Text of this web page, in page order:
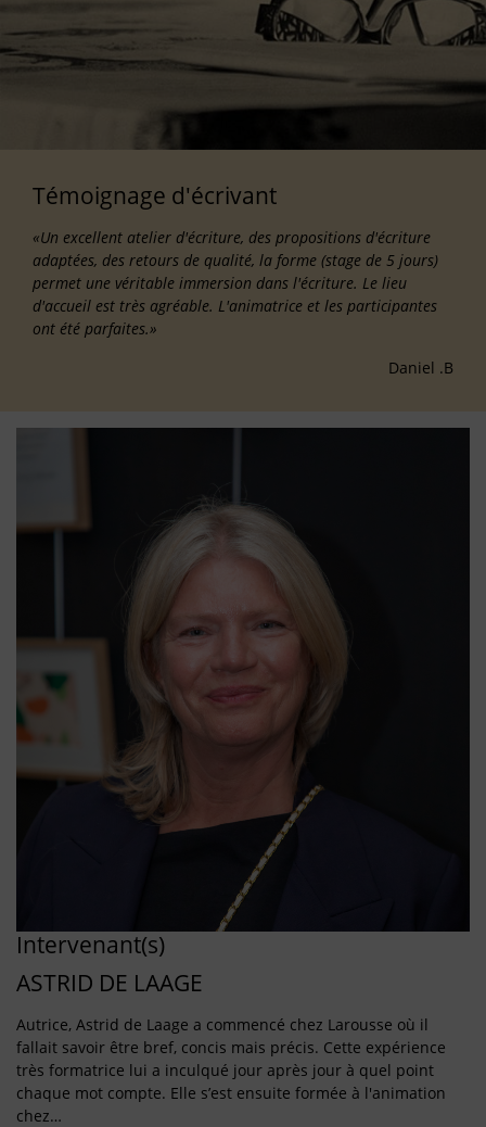
Témoignage d'écrivant
«Un excellent atelier d'écriture, des propositions d'écriture
adaptées, des retours de qualité, la forme (stage de 5 jours)
permet une véritable immersion dans l'écriture. Le lieu
d'accueil est très agréable. L'animatrice et les participantes
ont été parfaites.»
Daniel .B
Intervenant(s)
ASTRID DE LAAGE
Autrice, Astrid de Laage a commencé chez Larousse où il
fallait savoir être bref, concis mais précis. Cette expérience
très formatrice lui a inculqué jour après jour à quel point
chaque mot compte. Elle s’est ensuite formée à l'animation
chez…